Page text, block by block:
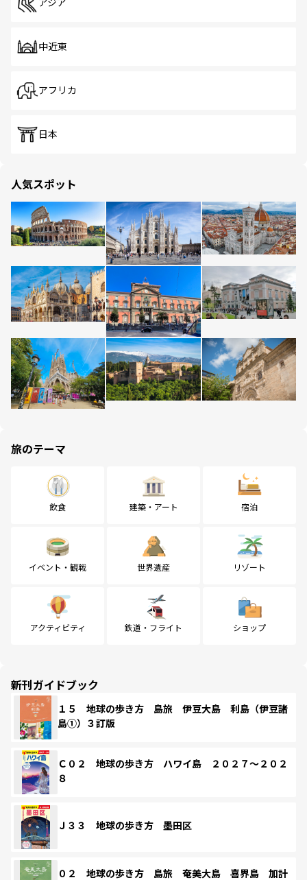
アジア
中近東
アフリカ
日本
人気スポット
旅のテーマ
飲食 建築・アート 宿泊
イベント・観戦 世界遺産 リゾート
アクティビティ 鉄道・フライト ショップ
新刊ガイドブック
１５ 地球の歩き方 島旅 伊豆大島 利島（伊豆諸
島①）３訂版
Ｃ０２ 地球の歩き方 ハワイ島 ２０２７～２０２
８
Ｊ３３ 地球の歩き方 墨田区
０２ 地球の歩き方 島旅 奄美大島 喜界島 加計